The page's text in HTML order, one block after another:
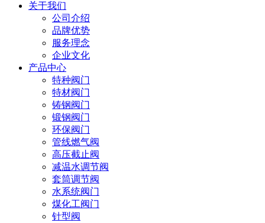
关于我们
公司介绍
品牌优势
服务理念
企业文化
产品中心
特种阀门
特材阀门
铸钢阀门
锻钢阀门
环保阀门
管线燃气阀
高压截止阀
减温水调节阀
套筒调节阀
水系统阀门
煤化工阀门
针型阀